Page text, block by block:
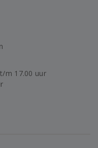
m 17.00 uur